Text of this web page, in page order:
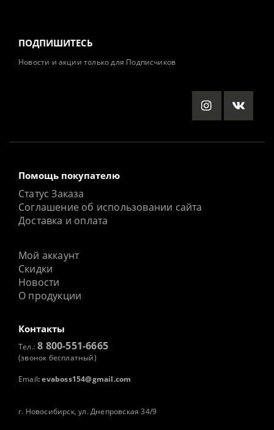
ПОДПИШИТЕСЬ
Новости и акции только для Подписчиков
Помощь покупателю
Статус Заказа
Соглашение об использовании сайта
Доставка и оплата
Мой аккаунт
Скидки
Новости
О продукции
Контакты
Тел.:8 800-551-6665
(звонок бесплатный)
Email: evaboss154@gmail.com
г. Новосибирск, ул. Днепровская 34/9